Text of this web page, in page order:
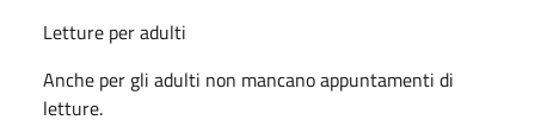
Letture per adulti
Anche per gli adulti non mancano appuntamenti di
letture.